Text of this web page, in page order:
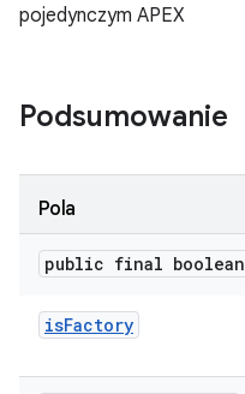
pojedynczym APEX
Podsumowanie
Pola
public final boolean
isFactory